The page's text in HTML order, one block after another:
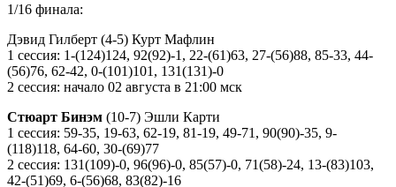
1/16 финала:
Дэвид Гилберт (4-5) Курт Мафлин
1 сессия: 1-(124)124, 92(92)-1, 22-(61)63, 27-(56)88, 85-33, 44-
(56)76, 62-42, 0-(101)101, 131(131)-0
2 сессия: начало 02 августа в 21:00 мск
Стюарт Бинэм (10-7) Эшли Карти
1 сессия: 59-35, 19-63, 62-19, 81-19, 49-71, 90(90)-35, 9-
(118)118, 64-60, 30-(69)77
2 сессия: 131(109)-0, 96(96)-0, 85(57)-0, 71(58)-24, 13-(83)103,
42-(51)69, 6-(56)68, 83(82)-16